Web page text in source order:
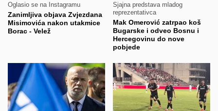
Oglasio se na Instagramu
Zanimljiva objava Zvjezdana
Misimovića nakon utakmice
Borac - Velež
Sjajna predstava mladog
reprezentativca
Mak Omerović zatrpao koš
Bugarske i odveo Bosnu i
Hercegovinu do nove
pobjede